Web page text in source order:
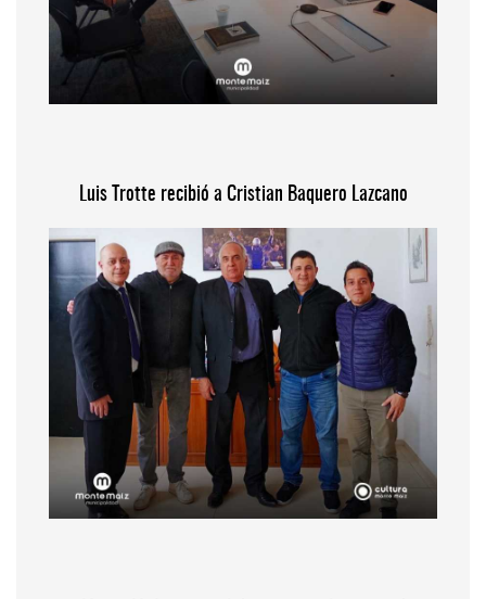
Luis Trotte recibió a Cristian Baquero Lazcano